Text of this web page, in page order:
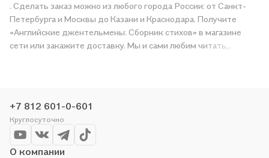
. Сделать заказ можно из любого города России: от Санкт-
Петербурга и Москвы до Казани и Краснодара. Получите
«Английские джентельмены: Сборник стихов» в магазине
сети или закажите доставку. Мы и сами любим читать,
+7 812 601-0-601
Круглосуточно
О компании